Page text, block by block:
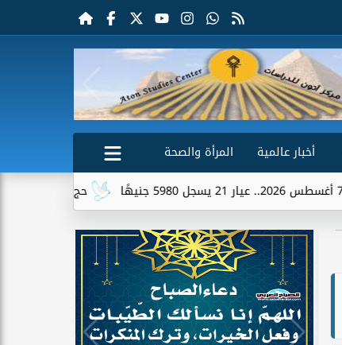
أخبار عالمية
المرأة والصحة
حج القرعة 2027.. شروط التقديم وطرق التسجيل وموعد استقبال الطلبات